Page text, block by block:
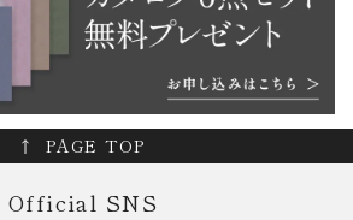
PAGE TOP
Official SNS